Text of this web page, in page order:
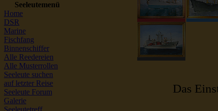
Seeleutemenü
Home
DSR
Marine
Fischfang
Binnenschiffer
Alle Reedereien
Alle Musterrollen
Seeleute suchen
auf letzter Reise
Seeleute Forum
Galerie
Seeleutetreff
Das